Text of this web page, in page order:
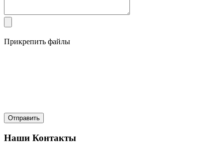
Прикрепить файлы
Наши Контакты